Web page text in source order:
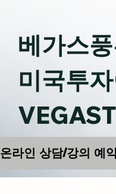
베가스
미국투
온라인 상담/강의 예